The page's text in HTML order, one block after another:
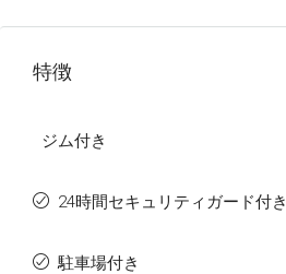
特徴
ジム付き
24時間セキュリティガード付き
駐車場付き